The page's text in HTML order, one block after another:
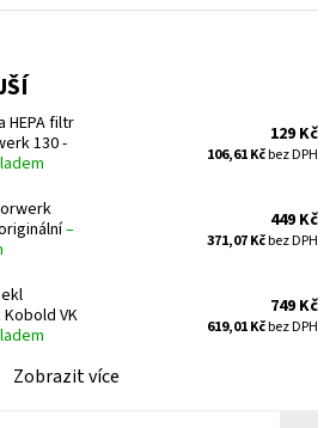
HEPA filtr
130 -
129 Kč
106,61 Kčbez DPH
–
449 Kč
371,07 Kčbez DPH
VK
749 Kč
619,01 Kčbez DPH
Zobrazit více